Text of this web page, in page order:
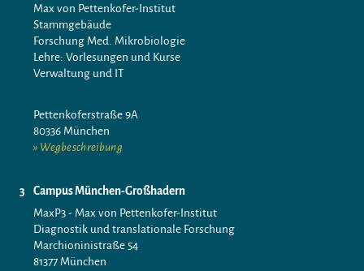
Max von Pettenkofer-Institut
Stammgebäude
Forschung Med. Mikrobiologie
Lehre: Vorlesungen und Kurse
Verwaltung und IT
Pettenkoferstraße 9A
80336 München
Wegbeschreibung
Campus München-Großhadern
MaxP3 - Max von Pettenkofer-Institut
Diagnostik und translationale Forschung
Marchioninistraße 54
81377 München